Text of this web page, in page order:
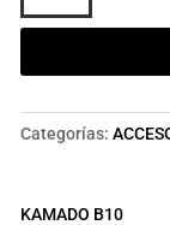
Kamado
Diámetro
cantidad
Categorías:
KAMADO B10